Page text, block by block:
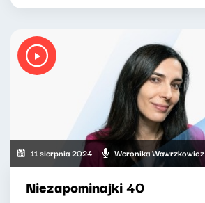
11 sierpnia 2024 Weronika Wawrzkowicz
Niezapominajki 40